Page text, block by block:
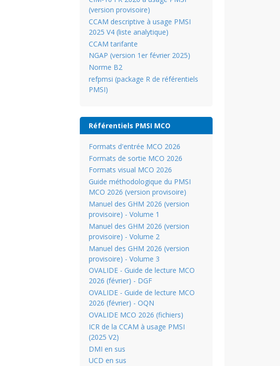
(version provisoire)
CCAM descriptive à usage PMSI
2025 V4 (liste analytique)
CCAM tarifante
NGAP (version 1er février 2025)
Norme B2
refpmsi (package R de référentiels
PMSI)
Référentiels PMSI MCO
Formats d'entrée MCO 2026
Formats de sortie MCO 2026
Formats visual MCO 2026
Guide méthodologique du PMSI
MCO 2026 (version provisoire)
Manuel des GHM 2026 (version
provisoire) - Volume 1
Manuel des GHM 2026 (version
provisoire) - Volume 2
Manuel des GHM 2026 (version
provisoire) - Volume 3
OVALIDE - Guide de lecture MCO
2026 (février) - DGF
OVALIDE - Guide de lecture MCO
2026 (février) - OQN
OVALIDE MCO 2026 (fichiers)
ICR de la CCAM à usage PMSI
(2025 V2)
DMI en sus
UCD en sus